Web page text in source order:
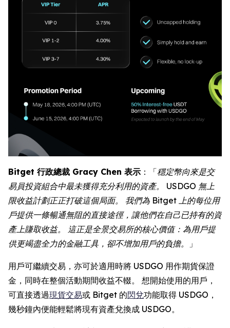
Bitget 行政總裁 Gracy Chen 表示 ：「穩定幣向來是交
易員投資組合中最未獲得充分利用的資產。 USDGO 無上
限收益計劃正正打破這個局面。 我們為 Bitget 上的每位用
戶提供一條暢通無阻的直接途徑，讓他們在自己已持有的資
產上賺取收益。 這正是全景交易所的核心價值：為用戶提
供更竭盡全力的金融工具，卻不增加用戶的負擔。
」
用戶可繼續交易，亦可於適用時將 USDGO 用作期貨保證
金，同時在整個活動期間收益不輟。 想開始使用的用戶，
可直接透過現貨交易或 Bitget 的閃兌功能取得 USDGO，
幾秒鐘內便能輕鬆將現有資產兌換成 USDGO。